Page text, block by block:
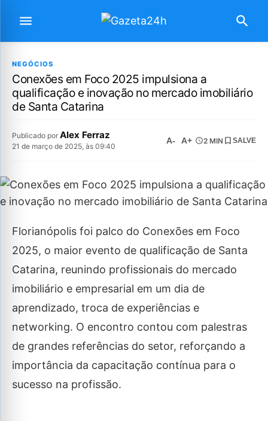
NEGÓCIOS
Conexões em Foco 2025 impulsiona a
qualificação e inovação no mercado imobiliário
de Santa Catarina
Publicado por Alex Ferraz
21 de março de 2025, às 09:40
A- A+ 2 MIN SALVE
Florianópolis foi palco do Conexões em Foco
2025, o maior evento de qualificação de Santa
Catarina, reunindo profissionais do mercado
imobiliário e empresarial em um dia de
aprendizado, troca de experiências e
networking. O encontro contou com palestras
de grandes referências do setor, reforçando a
importância da capacitação contínua para o
sucesso na profissão.